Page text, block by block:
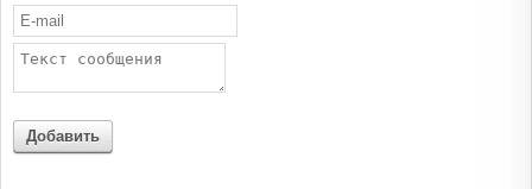
Добавить